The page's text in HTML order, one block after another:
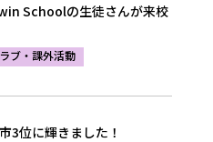
Schoolの生徒さんが来校
ブ・課外活動
3位に輝きました！